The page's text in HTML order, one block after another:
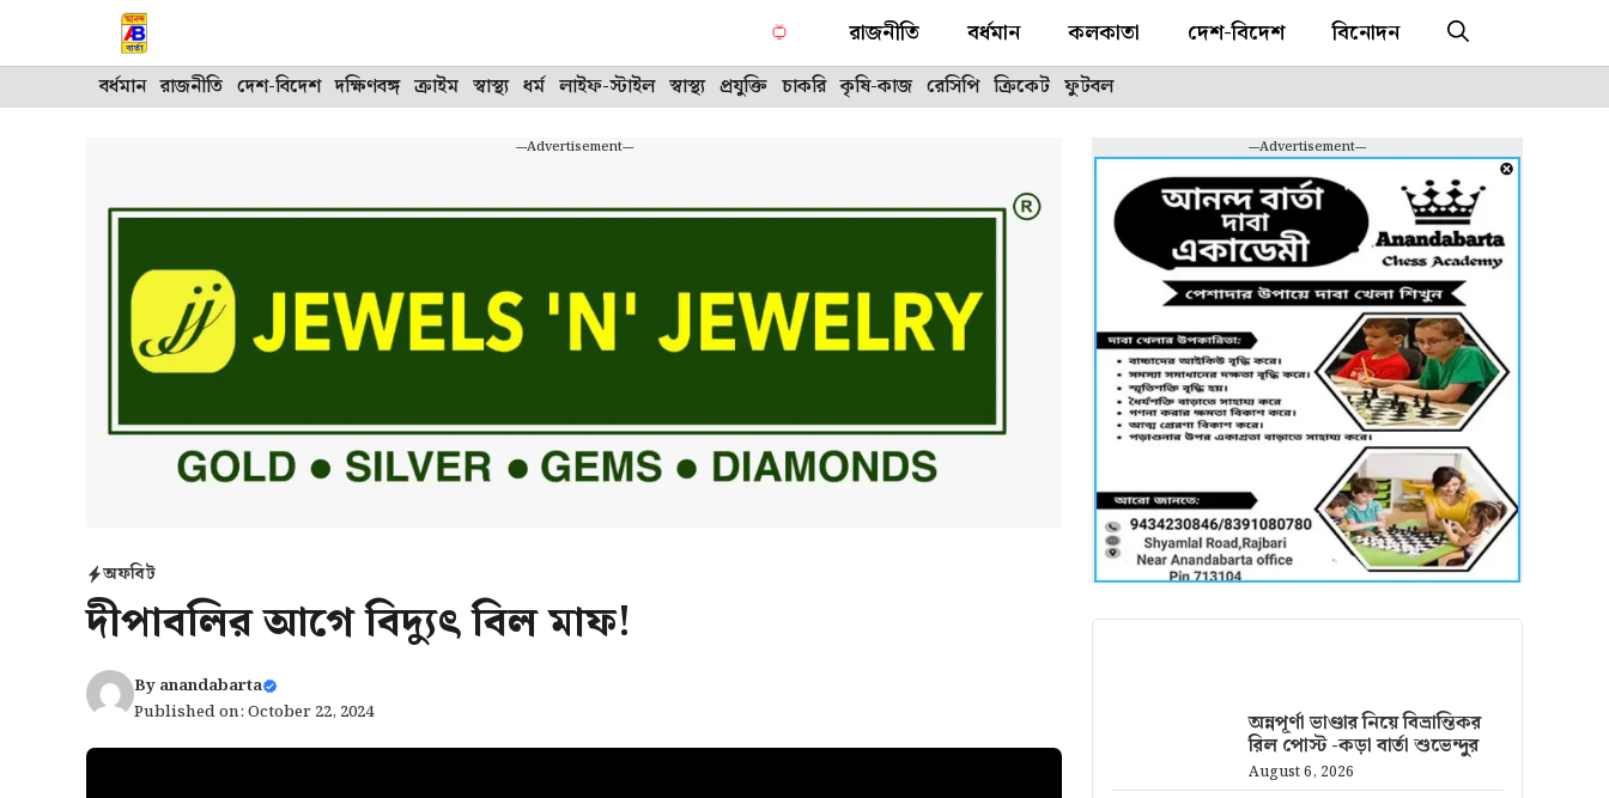
রাজনীতি বর্ধমান কলকাতা দেশ-বিদেশ বিনোদন
বর্ধমান রাজনীতি দেশ-বিদেশ দক্ষিণবঙ্গ ক্রাইম স্বাস্থ্য ধর্ম লাইফ-স্টাইল স্বাস্থ্য প্রযুক্তি চাকরি কৃষি-কাজ রেসিপি ক্রিকেট ফুটবল
---Advertisement---
অফবিট
দীপাবলির আগে বিদ্যুৎ বিল মাফ!
Byanandabarta
Published on: October 22, 2024
---Advertisement---
অন্নপূর্ণা ভাণ্ডার নিয়ে বিভ্রান্তিকর
রিল পোস্ট -কড়া বার্তা শুভেন্দুর
August 6, 2026